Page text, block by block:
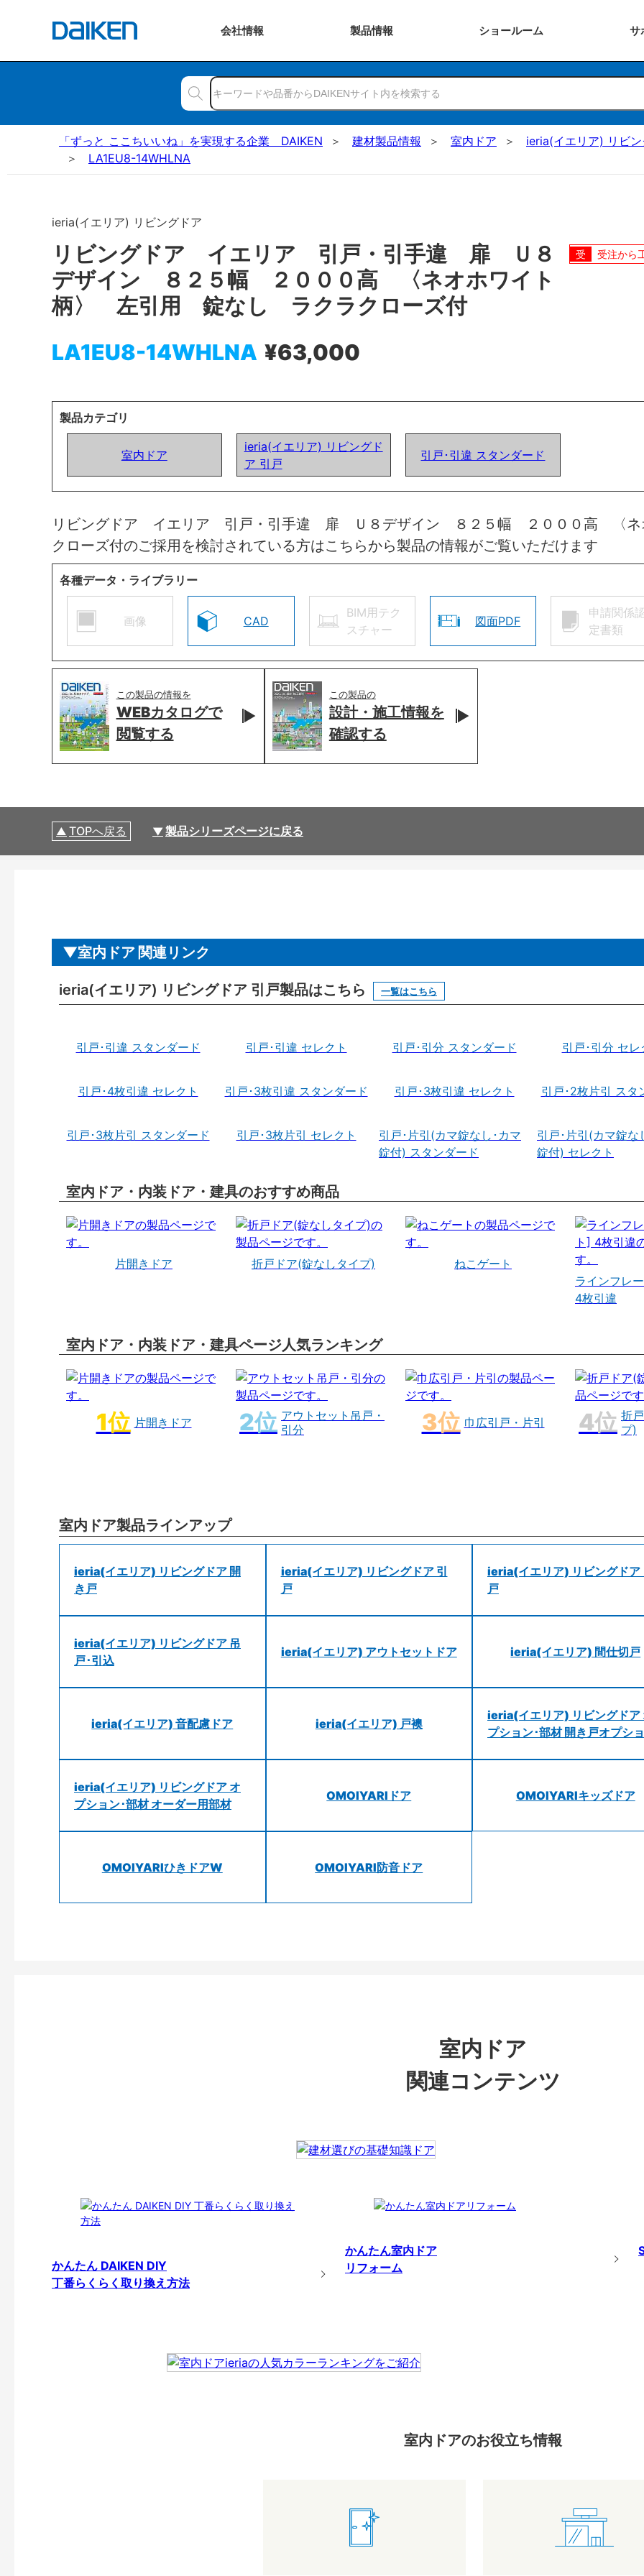
会社情報 製品情報 ショールーム サ
「ずっと ここちいいね」を実現する企業 DAIKEN 建材製品情報 室内ドア ieria(イエリア) リビ
LA1EU8-14WHLNA
ieria(イエリア) リビングドア
リビングドア イエリア 引戸・引手違 扉 Ｕ８
デザイン ８２５幅 ２０００高 〈ネオホワイト
柄〉 左引用 錠なし ラクラクローズ付
LA1EU8-14WHLNA ¥63,000
受注から
製品カテゴリ
室内ドア
ieria(イエリア) リビングド
ア 引戸
引戸･引違 スタンダード
リビングドア イエリア 引戸・引手違 扉 Ｕ８デザイン ８２５幅 ２０００高 〈
クローズ付のご採用を検討されている方はこちらから製品の情報がご覧いただけます
各種データ・ライブラリー
画像 CAD
BIM用テク
スチャー
図面PDF
申請関係
定書類
この製品の情報を
WEBカタログで
閲覧する
この製品の
設計・施工情報を
確認する
TOPへ戻る 製品シリーズページに戻る
室内ドア 関連リンク
ieria(イエリア) リビングドア 引戸製品はこちら 一覧はこちら
引戸･引違 スタンダード 引戸･引違 セレクト 引戸･引分 スタンダード 引戸･引分 セレ
引戸･4枚引違 セレクト 引戸･3枚引違 スタンダード 引戸･3枚引違 セレクト 引戸･2枚片引 スタ
引戸･3枚片引 スタンダード 引戸･3枚片引 セレクト
引戸･片引(カマ錠なし･カマ
錠付) スタンダード
引戸･片引(カマ錠な
錠付) セレクト
室内ドア・内装ドア・建具のおすすめ商品
片開きドア 折戸ドア(錠なしタイプ)
ねこゲート
ラインフレ
4枚引違
室内ドア・内装ドア・建具ページ人気ランキング
片開きドア
アウトセット吊戸・
引分
巾広引戸・片引
折
プ)
室内ドア製品ラインアップ
ieria(イエリア) リビングドア 開
き戸
ieria(イエリア) リビングドア 引
戸
ieria(イエリア) リビングドア
戸
ieria(イエリア) リビングドア 吊
戸･引込
ieria(イエリア) アウトセットドア ieria(イエリア) 間仕切戸
ieria(イエリア) 音配慮ドア ieria(イエリア) 戸襖
ieria(イエリア) リビングドア
プション･部材 開き戸オプシ
ieria(イエリア) リビングドア オ
プション･部材 オーダー用部材
OMOIYARIドア OMOIYARIキッズドア
OMOIYARIひきドアW OMOIYARI防音ドア
室内ドア
関連コンテンツ
かんたん DAIKEN DIY
丁番らくらく取り換え方法
かんたん室内ドア
リフォーム
室内ドアのお役立ち情報